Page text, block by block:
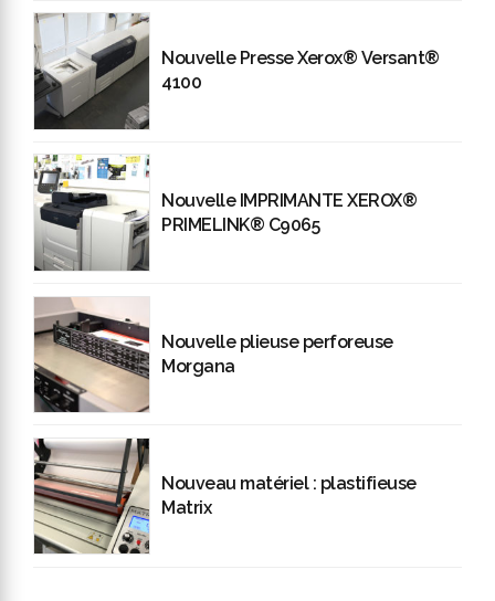
Nouvelle Presse Xerox® Versant®
4100
Nouvelle IMPRIMANTE XEROX®
PRIMELINK® C9065
Nouvelle plieuse perforeuse
Morgana
Nouveau matériel : plastifieuse
Matrix